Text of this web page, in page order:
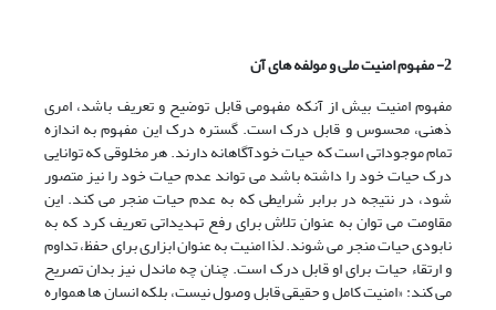
2- مفهوم امنیت ملی و مولفه های آن
مفهوم امنیت بیش از آنکه مفهومی قابل توضیح و تعریف باشد، امری
ذهنی، محسوس و قابل درک است. گستره درک این مفهوم به اندازه
تمام موجوداتی است که حیات خودآگاهانه دارند. هر مخلوقی که توانایی
درک حیات خود را داشته باشد می تواند عدم حیات خود را نیز متصور
شود، در نتیجه در برابر شرایطی که به عدم حیات منجر می کند. این
مقاومت می توان به عنوان تلاش برای رفع تهدیداتی تعریف کرد که به
نابودی حیات منجر می شوند. لذا امنیت به عنوان ابزاری برای حفظ، تداوم
و ارتقاء حیات برای او قابل درک است. چنان چه ماندل نیز بدان تصریح
می کند: «امنیت کامل و حقیقی قابل وصول نیست، بلکه انسان ها همواره